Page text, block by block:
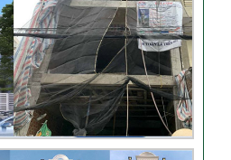
Nhận xét khách hàng nhà
chú Trung – Gò Vấp